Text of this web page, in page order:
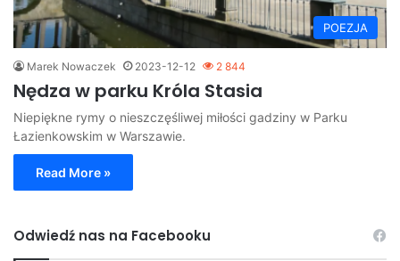
POEZJA
Marek Nowaczek 2023-12-12 2 844
Nędza w parku Króla Stasia
Niepiękne rymy o nieszczęśliwej miłości gadziny w Parku
Łazienkowskim w Warszawie.
Read More »
Odwiedź nas na Facebooku